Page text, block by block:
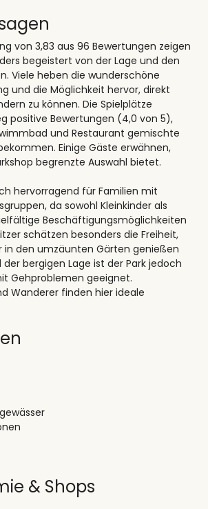
von 3,83 aus 96 Bewertungen zeigen
begeistert von der Lage und den
Viele heben die wunderschöne
und die Möglichkeit hervor, direkt
zu können. Die Spielplätze
positive Bewertungen (4,0 von 5),
und Restaurant gemischte
Einige Gäste erwähnen,
begrenzte Auswahl bietet.
hervorragend für Familien mit
da sowohl Kleinkinder als
Beschäftigungsmöglichkeiten
schätzen besonders die Freiheit,
in den umzäunten Gärten genießen
bergigen Lage ist der Park jedoch
Gehproblemen geeignet.
Wanderer finden hier ideale
& Shops